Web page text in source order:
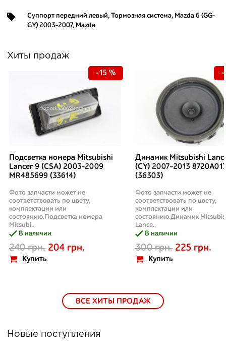
Суппорт передний левый, Тормозная система, Mazda 6 (GG-
GY) 2003-2007, Mazda
Хиты продаж
Подсветка номера Mitsubishi
Lancer 9 (CSA) 2003-2009
MR485699 (33614)
Фото запчасти может не
соответствовать по цвету,
комплектации или
состоянию.Подсветка номера
Mitsubi..
В наличии
240 грн. 204 грн.
Купить
-15 %
Динамик Mitsubishi
(CY) 2007-2013
(36303)
Фото запчасти может не
соответствовать по цвету,
комплектации или
состоянию.Динамик
Lance..
В наличии
300 грн. 225 грн.
Купить
-
ВСЕ ХИТЫ ПРОДАЖ
Новые поступления